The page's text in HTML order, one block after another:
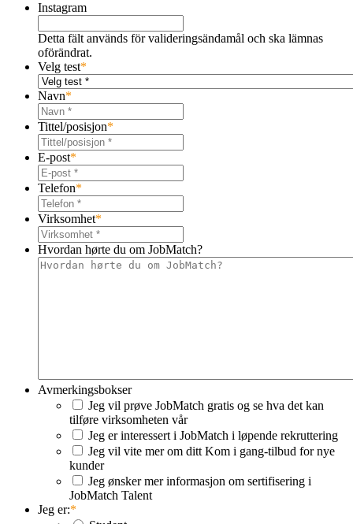
Instagram
Detta fält används för valideringsändamål och ska lämnas
oförändrat.
Velg test*
Navn*
Tittel/posisjon*
E-post*
Telefon*
Virksomhet*
Hvordan hørte du om JobMatch?
Avmerkingsbokser
Jeg vil prøve JobMatch gratis og se hva det kan
tilføre virksomheten vår
Jeg er interessert i JobMatch i løpende rekruttering
Jeg vil vite mer om ditt Kom i gang-tilbud for nye
kunder
Jeg ønsker mer informasjon om sertifisering i
JobMatch Talent
Jeg er:*